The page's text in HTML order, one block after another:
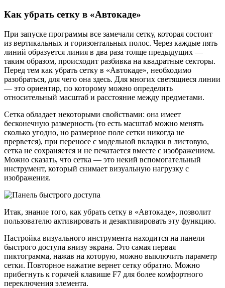
Как убрать сетку в «Автокаде»
При запуске программы все замечали сетку, которая состоит
из вертикальных и горизонтальных полос. Через каждые пять
линий образуется линия в два раза толще предыдущих —
таким образом, происходит разбивка на квадратные секторы.
Перед тем как убрать сетку в «Автокаде», необходимо
разобраться, для чего она здесь. Для многих светящиеся линии
— это ориентир, по которому можно определить
относительный масштаб и расстояние между предметами.
Сетка обладает некоторыми свойствами: она имеет
бесконечную размерность (то есть масштаб можно менять
сколько угодно, но размерное поле сетки никогда не
прервется), при переносе с модельной вкладки в листовую,
сетка не сохраняется и не печатается вместе с изображением.
Можно сказать, что сетка — это некий вспомогательный
инструмент, который снимает визуальную нагрузку с
изображения.
Итак, знание того, как убрать сетку в «Автокаде», позволит
пользователю активировать и дезактивировать эту функцию.
Настройка визуального инструмента находится на панели
быстрого доступа внизу экрана. Это самая первая
пиктограмма, нажав на которую, можно выключить параметр
сетки. Повторное нажатие вернет сетку обратно. Можно
прибегнуть к горячей клавише F7 для более комфортного
переключения элемента.